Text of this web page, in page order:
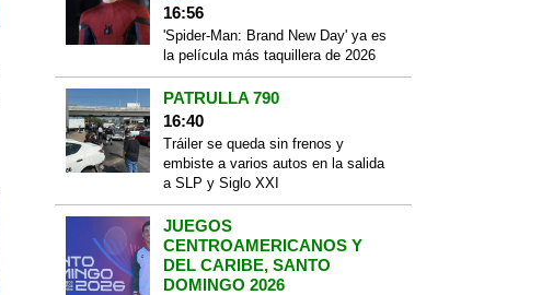
16:56
'Spider-Man: Brand New Day' ya es
la película más taquillera de 2026
PATRULLA 790
16:40
Tráiler se queda sin frenos y
embiste a varios autos en la salida
a SLP y Siglo XXI
JUEGOS
CENTROAMERICANOS Y
DEL CARIBE, SANTO
DOMINGO 2026